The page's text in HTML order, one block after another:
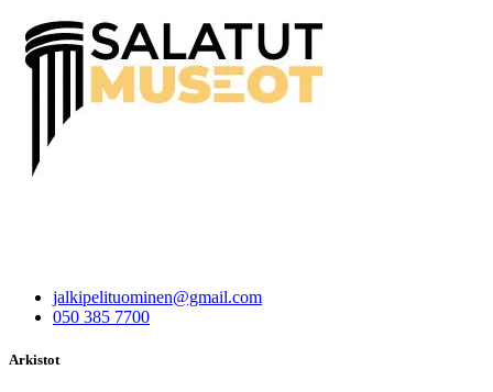
jalkipelituominen@gmail.com
050 385 7700
Arkistot